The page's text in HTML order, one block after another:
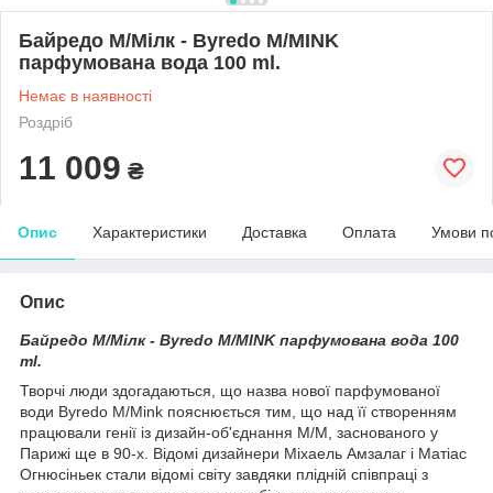
Байредо М/Мілк - Byredo M/MINK
парфумована вода 100 ml.
Немає в наявності
Роздріб
11 009 ₴
Опис Характеристики Доставка Оплата Умови
Опис
Байредо М/Мілк - Byredo M/MINK парфумована вода 100
ml.
Творчі люди здогадаються, що назва нової парфумованої
води Byredo M/Mink пояснюється тим, що над її створенням
працювали генії із дизайн-об'єднання M/M, заснованого у
Парижі ще в 90-х. Відомі дизайнери Міхаель Амзалаг і Матіас
Огнюсіньек стали відомі світу завдяки плідній співпраці з